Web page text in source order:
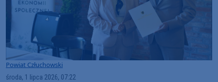
Powiat Człuchowski
środa, 1 lipca 2026, 07:22